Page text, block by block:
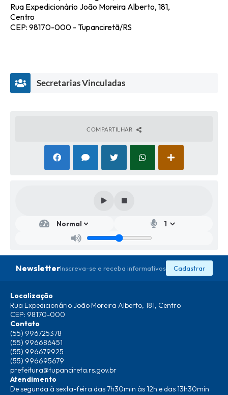
Rua Expedicionário João Moreira Alberto, 181,
Centro
CEP: 98170-000 - Tupanciretã/RS
Secretarias Vinculadas
etar
Luis
Ches
ani
Junio
r
COMPARTILHAR
NewsletterInscreva-se e receba informativos Cadastrar
Localização
Rua Expedicionário João Moreira Alberto, 181, Centro
CEP: 98170-000
Contato
(55) 996725378
(55) 996686451
(55) 996679925
(55) 996695679
prefeitura@tupancireta.rs.gov.br
Atendimento
De segunda à sexta-feira das 7h30min às 12h e das 13h30min